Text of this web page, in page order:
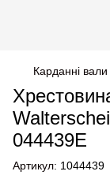
Карданні
044439E
Артикул: 1044439